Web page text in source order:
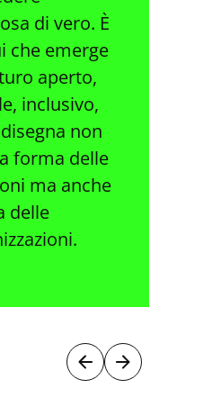
di vero. È
che emerge
aperto,
inclusivo,
non
forma delle
ma anche
delle